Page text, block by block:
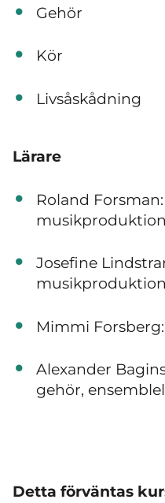
Gehör
Kör
Livsåskådning
Lärare
Roland
Josefine
musikproduktion
Mimmi
Alexander
gehör,
Detta förväntas